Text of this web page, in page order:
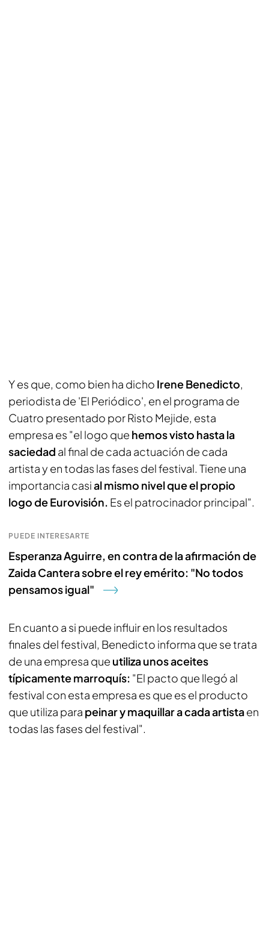
Y es que, como bien ha dicho Irene Benedicto,
periodista de 'El Periódico', en el programa de
Cuatro presentado por Risto Mejide, esta
empresa es "el logo que hemos visto hasta la
saciedad al final de cada actuación de cada
artista y en todas las fases del festival. Tiene una
importancia casial mismo nivel que el propio
logo de Eurovisión. Es el patrocinador principal".
PUEDE INTERESARTE
Esperanza Aguirre, en contra de la afirmación de
Zaida Cantera sobre el rey emérito: "No todos
pensamos igual"
En cuanto a si puede influir en los resultados
finales del festival, Benedicto informa que se trata
de una empresa que utiliza unos aceites
típicamente marroquís: "El pacto que llegó al
festival con esta empresa es que es el producto
que utiliza para peinar y maquillar a cada artistaen
todas las fases del festival".